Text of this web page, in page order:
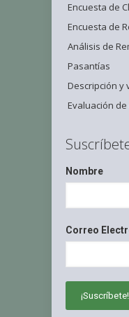
Encuesta de
Encuesta de
Análisis de
Pasantías
Descripción y
Evaluación
Nombre
Correo